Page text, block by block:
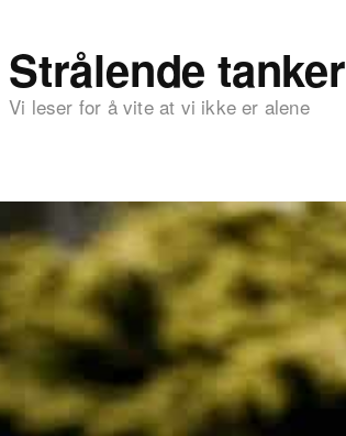
Strålende tanker
Vi leser for å vite at vi ikke er alene